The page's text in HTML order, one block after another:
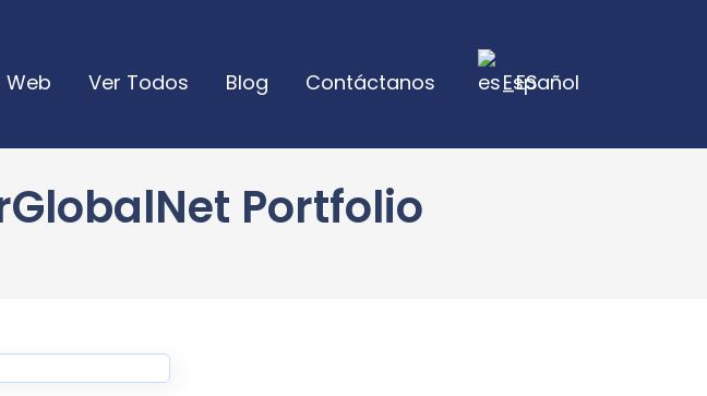
Ver Todos Blog Contáctanos Español
Portfolio